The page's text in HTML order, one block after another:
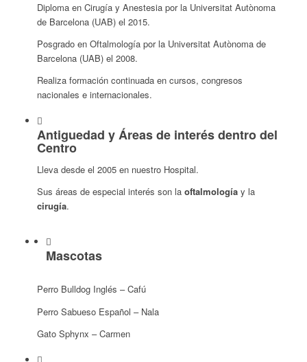
Diploma en Cirugía y Anestesia por la Universitat Autònoma
de Barcelona (UAB) el 2015.
Posgrado en Oftalmología por la Universitat Autònoma de
Barcelona (UAB) el 2008.
Realiza formación continuada en cursos, congresos
nacionales e internacionales.
Antiguedad y Áreas de interés dentro del
Centro
Lleva desde el 2005 en nuestro Hospital.
Sus áreas de especial interés son la oftalmologíay la
cirugía.
Mascotas
Perro Bulldog Inglés – Cafú
Perro Sabueso Español – Nala
Gato Sphynx – Carmen